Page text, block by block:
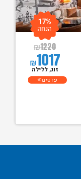
₪1220
₪1017
17%
הנחה
זוג, ללילה
פרטים